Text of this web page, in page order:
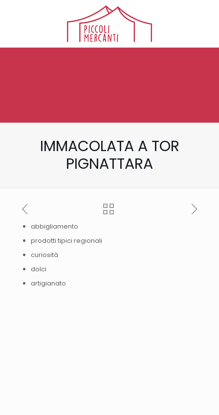
IMMACOLATA A TOR
PIGNATTARA
abbigliamento
prodotti tipici regionali
curiosità
dolci
artigianato